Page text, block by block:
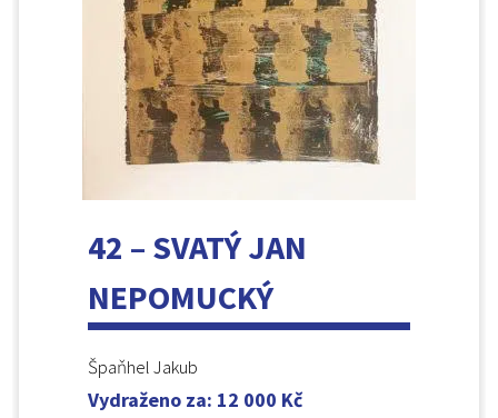
42 – SVATÝ JAN
NEPOMUCKÝ
Špaňhel Jakub
Vydraženo za: 12 000 Kč